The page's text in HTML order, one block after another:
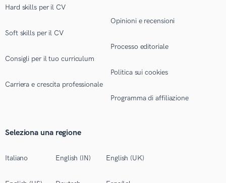
Hard skills per il CV
Soft skills per il CV
Consigli per il tuo curriculum
Carriera e crescita professionale
Opinioni e recensioni
Processo editoriale
Politica sui cookies
Programma di affiliazione
Seleziona una regione
Italiano English (IN) English (UK)